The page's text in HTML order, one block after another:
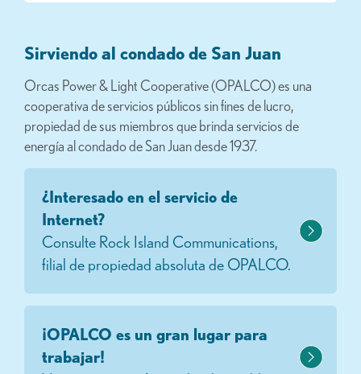
Sirviendo al condado de San Juan
Orcas Power & Light Cooperative (OPALCO) es una
cooperativa de servicios públicos sin fines de lucro,
propiedad de sus miembros que brinda servicios de
energía al condado de San Juan desde 1937.
¿Interesado en el servicio de
Internet?
Consulte Rock Island Communications,
filial de propiedad absoluta de OPALCO.
¡OPALCO es un gran lugar para
trabajar!